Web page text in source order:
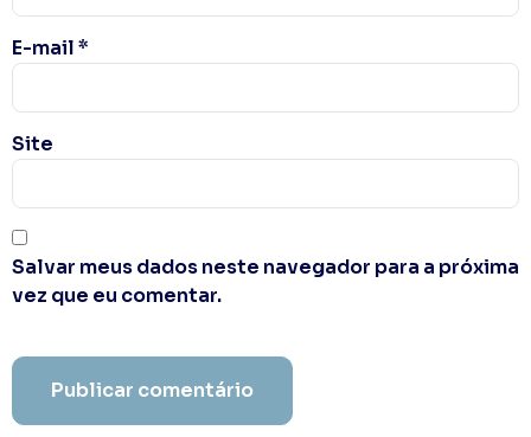
E-mail*
Site
Salvar meus dados neste navegador para a próxima
vez que eu comentar.